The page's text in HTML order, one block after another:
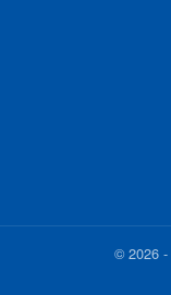
©2026 -